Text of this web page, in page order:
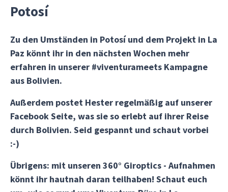
Potosí
Zu den Umständen in Potosí und dem Projekt in La
Paz könnt ihr in den nächsten Wochen mehr
erfahren in unserer #viventurameets Kampagne
aus Bolivien.
Außerdem postet Hester regelmäßig auf unserer
Facebook Seite, was sie so erlebt auf ihrer Reise
durch Bolivien. Seid gespannt und schaut vorbei
:-)
Übrigens: mit unseren 360° Giroptics - Aufnahmen
könnt ihr hautnah daran teilhaben! Schaut euch